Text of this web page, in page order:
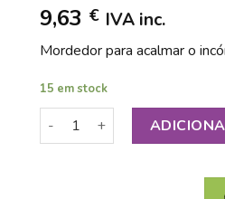
9,63 € IVA inc.
Mordedor para acalmar o
15 em stock
Quantidade de MAM